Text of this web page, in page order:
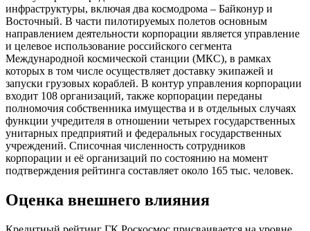
инфраструктуры, включая два космодрома – Байконур и
Восточный. В части пилотируемых полетов основным
направлением деятельности корпорации является управление
и целевое использование российского сегмента
Международной космической станции (МКС), в рамках
которых в том числе осуществляет доставку экипажей и
запуски грузовых кораблей. В контур управления корпорации
входит 108 организаций, также корпорации переданы
полномочия собственника имущества и в отдельных случаях
функции учредителя в отношении четырех государственных
унитарных предприятий и федеральных государственных
учреждений. Списочная численность сотрудников
корпорации и её организаций по состоянию на момент
подтверждения рейтинга составляет около 165 тыс. человек.
Оценка внешнего влияния